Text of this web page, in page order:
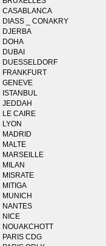
CASABLANCA
DIASS _ CONAKRY
DJERBA
DOHA
DUBAI
DUESSELDORF
FRANKFURT
GENEVE
ISTANBUL
JEDDAH
LE CAIRE
LYON
MADRID
MALTE
MARSEILLE
MILAN
MISRATE
MITIGA
MUNICH
NANTES
NICE
NOUAKCHOTT
PARIS CDG